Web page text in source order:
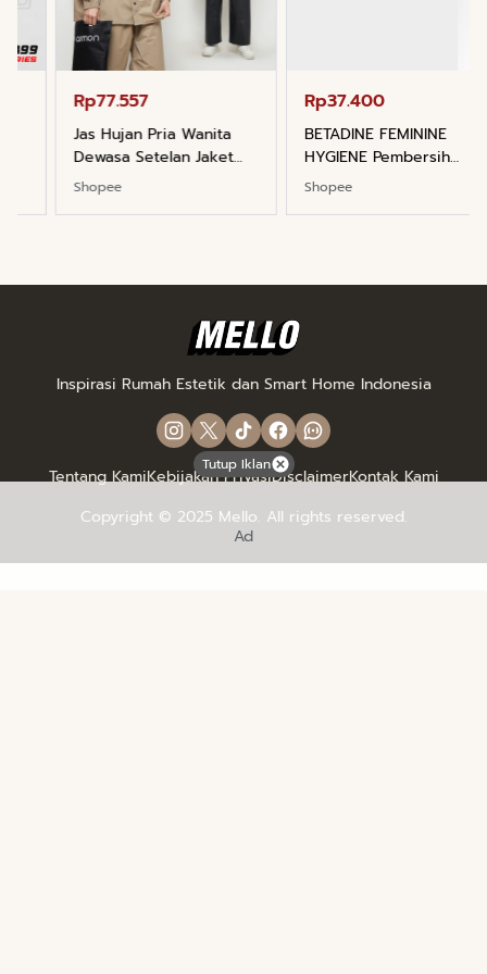
Rp37.400
BETADINE FEMININE
HYGIENE Pembersih
Kewanitaan 60ml
Shopee
Rp359.000
Jessie Beauty - Bundle
Ice Cream Tint Liptint All
Variant
Shopee
Tutup Iklan
Ad
Inspirasi Rumah Estetik dan Smart Home Indonesia
Tentang KamiKebijakan PrivasiDisclaimerKontak Kami
Copyright © 2025 Mello. All rights reserved.